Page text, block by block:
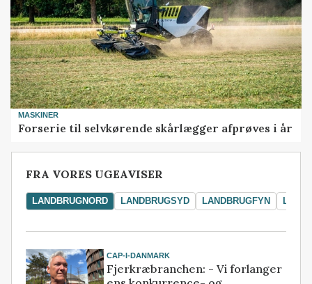
MASKINER
Forserie til selvkørende skårlægger afprøves i år
FRA VORES UGEAVISER
LANDBRUGNORD LANDBRUGSYD LANDBRUGFYN
CAP-I-DANMARK
Fjerkræbranchen: - Vi forlanger